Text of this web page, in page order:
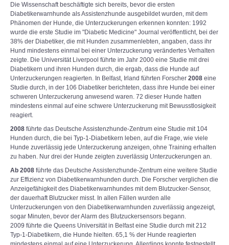
Die Wissenschaft beschäftigte sich bereits, bevor die ersten
Diabetikerwarnhunde als Assistenzhunde ausgebildet wurden, mit dem
Phänomen der Hunde, die Unterzuckerungen erkennen konnten: 1992
wurde die erste Studie im "Diabetic Medicine" Journal veröffentlicht, bei der
38% der Diabetiker, die mit Hunden zusammenlebten, angaben, dass ihr
Hund mindestens einmal bei einer Unterzuckerung verändertes Verhalten
zeigte. Die Universität Liverpool führte im Jahr 2000 eine Studie mit drei
Diabetikern und ihren Hunden durch, die ergab, dass die Hunde auf
Unterzuckerungen reagierten. In Belfast, Irland führten Forscher 2008 eine
Studie durch, in der 106 Diabetiker berichteten, dass ihre Hunde bei einer
schweren Unterzuckerung anwesend waren. 72 dieser Hunde hatten
mindestens einmal auf eine schwere Unterzuckerung mit Bewusstlosigkeit
reagiert.
2008 führte das Deutsche Assistenzhunde-Zentrum eine Studie mit 104
Hunden durch, die bei Typ-1-Diabetikern leben, auf die Frage, wie viele
Hunde zuverlässig jede Unterzuckerung anzeigen, ohne Training erhalten
zu haben. Nur drei der Hunde zeigten zuverlässig Unterzuckerungen an.
Ab 2008 führte das Deutsche Assistenzhunde-Zentrum eine weitere Studie
zur Effizienz von Diabetikerwarnhunden durch. Die Forscher verglichen die
Anzeigefähigkeit des Diabetikerwarnhundes mit dem Blutzucker-Sensor,
der dauerhaft Blutzucker misst. In allen Fällen wurden alle
Unterzuckerungen von den Diabetikerwarnhunden zuverlässig angezeigt,
sogar Minuten, bevor der Alarm des Blutzuckersensors begann.
2009 führte die Queens Universität in Belfast eine Studie durch mit 212
Typ-1-Diabetikern, die Hunde hielten. 65,1 % der Hunde reagierten